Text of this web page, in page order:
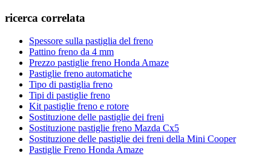
ricerca correlata
Spessore sulla pastiglia del freno
Pattino freno da 4 mm
Prezzo pastiglie freno Honda Amaze
Pastiglie freno automatiche
Tipo di pastiglia freno
Tipi di pastiglie freno
Kit pastiglie freno e rotore
Sostituzione delle pastiglie dei freni
Sostituzione pastiglie freno Mazda Cx5
Sostituzione delle pastiglie dei freni della Mini Cooper
Pastiglie Freno Honda Amaze